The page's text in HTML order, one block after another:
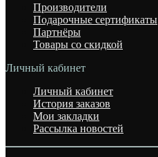
Производители
Подарочные сертификаты
Партнёры
Товары со скидкой
Личный кабинет
Личный кабинет
История заказов
Мои закладки
Рассылка новостей